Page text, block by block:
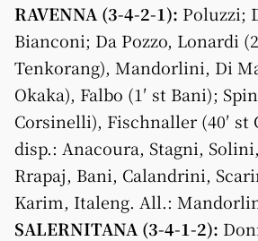
RAVENNA (3-4-2-1): Poluzzi;
Bianconi; Da Pozzo, Lonardi
Tenkorang), Mandorlini, Di
Okaka), Falbo (1′ st Bani);
Corsinelli), Fischnaller (40′ st
disp.: Anacoura, Stagni,
Rrapaj, Bani, Calandrini,
Karim, Italeng. All.:
SALERNITANA (3-4-1-2):